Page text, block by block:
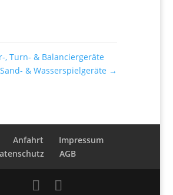
, Turn- & Balanciergeräte
Sand- & Wasserspielgeräte →
Anfahrt
Impressum
AGB